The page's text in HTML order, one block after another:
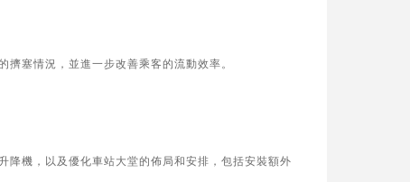
塞情況，並進一步改善乘客的流動效率。
降機，以及優化車站大堂的佈局和安排，包括安裝額外